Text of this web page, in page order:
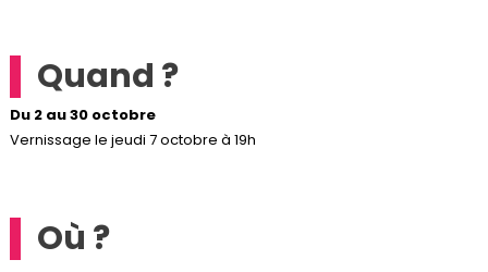
Quand ?
Du 2 au 30 octobre
Vernissage le jeudi 7 octobre à 19h
Où ?